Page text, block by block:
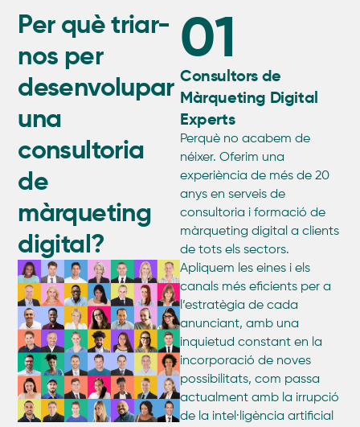
Per què triar-
nos per
desenvolupar
una
consultoria
de
màrqueting
digital?
01
Consultors de
Màrqueting Digital
Experts
Perquè no acabem de
néixer. Oferim una
experiència de més de 20
anys en serveis de
consultoria i formació de
màrqueting digital a clients
de tots els sectors.
Apliquem les eines i els
canals més eficients per a
l’estratègia de cada
anunciant, amb una
inquietud constant en la
incorporació de noves
possibilitats, com passa
actualment amb la irrupció
de la intel·ligència artificial